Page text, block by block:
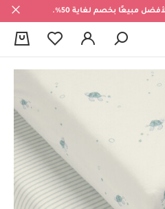
مبيعًا بخصم لغاية 50%.